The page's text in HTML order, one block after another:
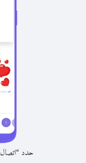
حدد “اتصال Viber Out” من عنوان المحادثة